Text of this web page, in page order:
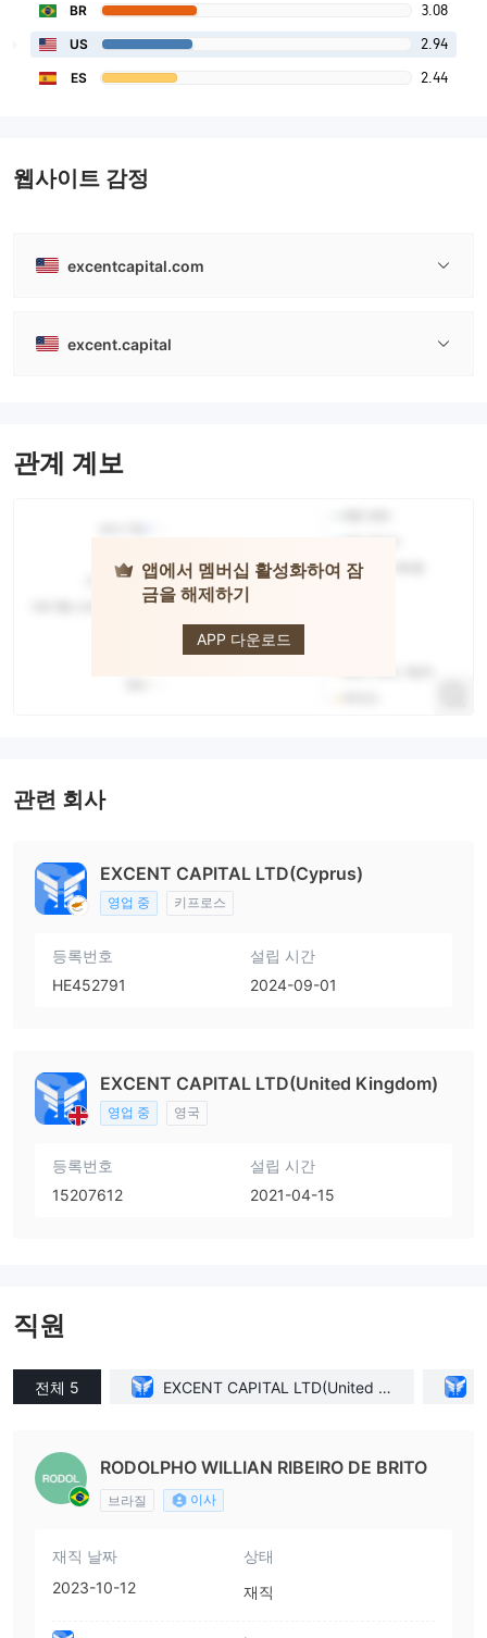
BR 3.08
US 2.94
ES 2.44
웹사이트 감정
excentcapital.com
excent.capital
관계 계보
앱에서 멤버십 활성화하여 잠
금을 해제하기
APP 다운로드
EXCENT
관련 회사
EXCENT CAPITAL LTD(Cyprus)
영업 중 키프로스
등록번호
HE452791
설립 시간
2024-09-01
EXCENT CAPITAL LTD(United Kingdom)
영업 중 영국
등록번호
15207612
설립 시간
2021-04-15
직원
전체 5
EXCENT CAPITAL LTD(United Ki
RODOLPHO WILLIAN RIBEIRO DE BRITO
브라질 이사
재직 날짜
2023-10-12
상태
재직